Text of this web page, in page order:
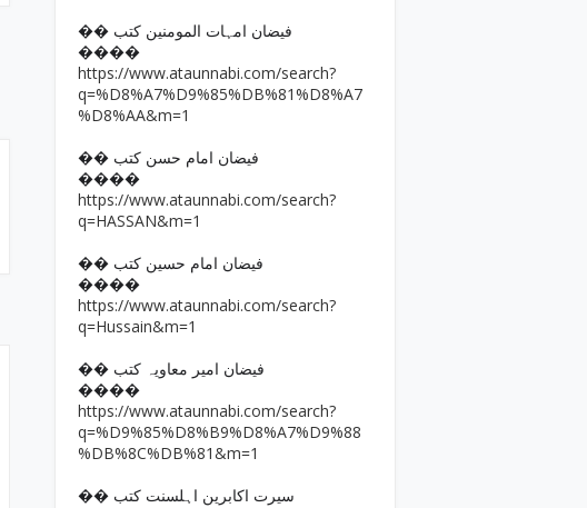
�� فیضان امہات المومنین کتب
����
https://www.ataunnabi.com/search?
q=%D8%A7%D9%85%DB%81%D8%A7
%D8%AA&m=1
�� فیضان امام حسن کتب
����
https://www.ataunnabi.com/search?
q=HASSAN&m=1
�� فیضان امام حسین کتب
����
https://www.ataunnabi.com/search?
q=Hussain&m=1
�� فیضان امیر معاویہ کتب
����
https://www.ataunnabi.com/search?
q=%D9%85%D8%B9%D8%A7%D9%88
%DB%8C%DB%81&m=1
�� سیرت اکابرین اہلسنت کتب